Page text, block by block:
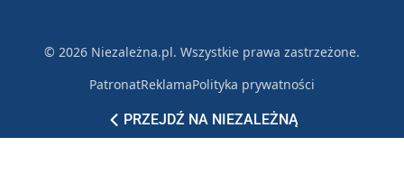
PRZEJDŹ NA NIEZALEŻNĄ
© 2026 Niezależna.pl. Wszystkie prawa zastrzeżone.
PatronatReklamaPolityka prywatności